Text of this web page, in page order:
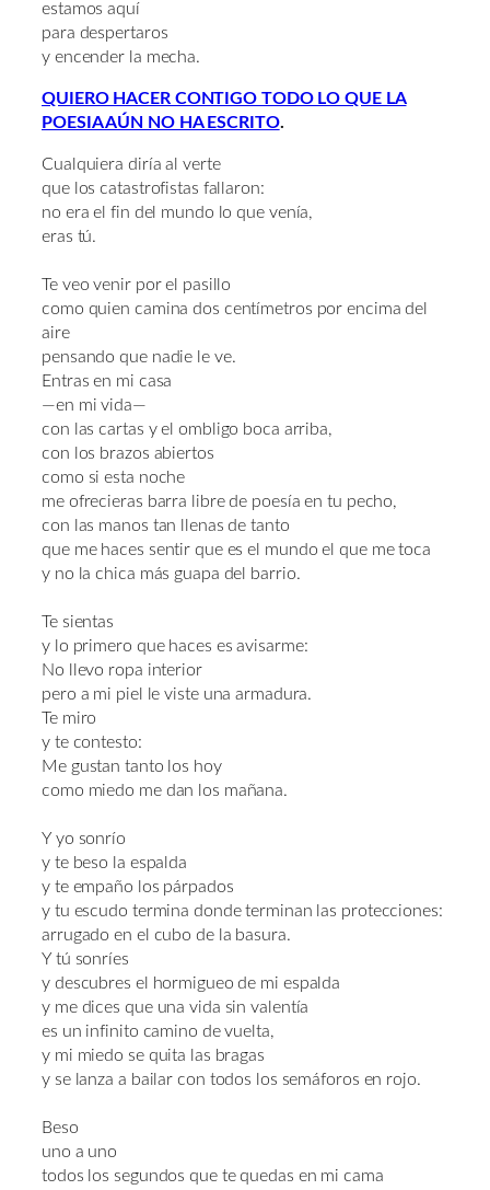
estamos aquí
para despertaros
y encender la mecha.
QUIERO HACER CONTIGO TODO LO QUE LA
POESIA AÚN NO HA ESCRITO.
Cualquiera diría al verte
que los catastrofistas fallaron:
no era el fin del mundo lo que venía,
eras tú.
Te veo venir por el pasillo
como quien camina dos centímetros por encima del
aire
pensando que nadie le ve.
Entras en mi casa
—en mi vida—
con las cartas y el ombligo boca arriba,
con los brazos abiertos
como si esta noche
me ofrecieras barra libre de poesía en tu pecho,
con las manos tan llenas de tanto
que me haces sentir que es el mundo el que me toca
y no la chica más guapa del barrio.
Te sientas
y lo primero que haces es avisarme:
No llevo ropa interior
pero a mi piel le viste una armadura.
Te miro
y te contesto:
Me gustan tanto los hoy
como miedo me dan los mañana.
Y yo sonrío
y te beso la espalda
y te empaño los párpados
y tu escudo termina donde terminan las protecciones:
arrugado en el cubo de la basura.
Y tú sonríes
y descubres el hormigueo de mi espalda
y me dices que una vida sin valentía
es un infinito camino de vuelta,
y mi miedo se quita las bragas
y se lanza a bailar con todos los semáforos en rojo.
Beso
uno a uno
todos los segundos que te quedas en mi cama